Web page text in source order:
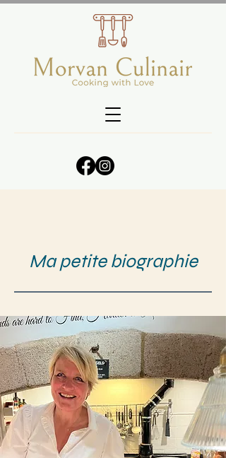
Ma petite biographie